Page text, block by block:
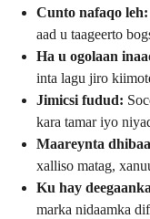
Cunto nafaqo leh:
aad u taageerto
Ha u ogolaan
inta lagu jiro
Jimicsi fudud:
kara tamar iyo
Maareynta
xalliso matag,
Ku hay
marka nidaamka